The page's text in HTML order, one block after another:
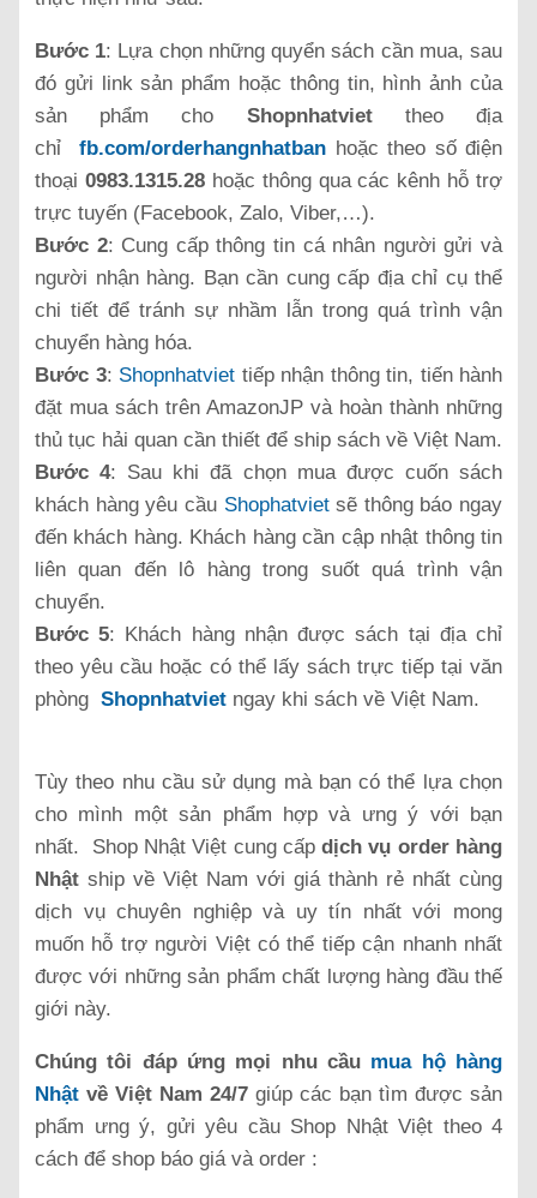
Bước 1: Lựa chọn những quyển sách cần mua, sau
đó gửi link sản phẩm hoặc thông tin, hình ảnh của
sản phẩm cho Shopnhatviettheo địa
chỉ
fb.com/orderhangnhatban hoặc theo số điện
thoại 0983.1315.28hoặc thông qua các kênh hỗ trợ
trực tuyến (Facebook, Zalo, Viber,…).
Bước 2: Cung cấp thông tin cá nhân người gửi và
người nhận hàng. Bạn cần cung cấp địa chỉ cụ thể
chi tiết để tránh sự nhầm lẫn trong quá trình vận
chuyển hàng hóa.
Bước 3: Shopnhatviet tiếp nhận thông tin, tiến hành
đặt mua sách trên AmazonJP và hoàn thành những
thủ tục hải quan cần thiết để ship sách về Việt Nam.
Bước 4: Sau khi đã chọn mua được cuốn sách
khách hàng yêu cầu Shophatvietsẽ thông báo ngay
đến khách hàng. Khách hàng cần cập nhật thông tin
liên quan đến lô hàng trong suốt quá trình vận
chuyển.
Bước 5: Khách hàng nhận được sách tại địa chỉ
theo yêu cầu hoặc có thể lấy sách trực tiếp tại văn
phòng Shopnhatviet ngay khi sách về Việt Nam.
Tùy theo nhu cầu sử dụng mà bạn có thể lựa chọn
cho mình một sản phẩm hợp và ưng ý với bạn
nhất. Shop Nhật Việt cung cấpdịch vụ order hàng
Nhật ship về Việt Nam với giá thành rẻ nhất cùng
dịch vụ chuyên nghiệp và uy tín nhất với mong
muốn hỗ trợ người Việt có thể tiếp cận nhanh nhất
được với những sản phẩm chất lượng hàng đầu thế
giới này.
Chúng tôi đáp ứng mọi nhu cầu mua hộ hàng
Nhật về Việt Nam 24/7 giúp các bạn tìm được sản
phẩm ưng ý, gửi yêu cầu Shop Nhật Việt theo 4
cách để shop báo giá và order :